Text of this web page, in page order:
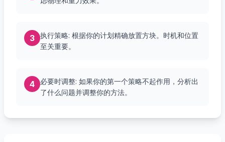
3
执行策略: 根据你的计划精确放置方块。时机和位置
至关重要。
4
必要时调整: 如果你的第一个策略不起作用，分析出
了什么问题并调整你的方法。